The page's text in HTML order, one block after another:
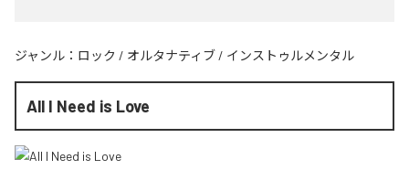
ジャンル： ロック / オルタナティブ / インストゥルメンタル
All I Need is Love